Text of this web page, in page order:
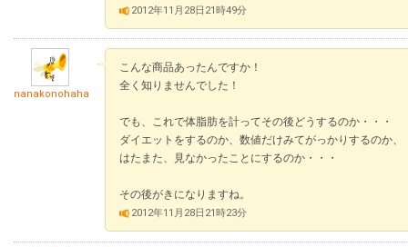
2012年11月28日21時49分
nanakonohaha
こんな商品あったんですか！
全く知りませんでした！
でも、これで体脂肪を計ってその後どうするのか・・・
ダイエットをするのか、数値だけみてがっかりするのか、
はたまた、見なかったことにするのか・・・
その後がきになりますね。
2012年11月28日21時23分